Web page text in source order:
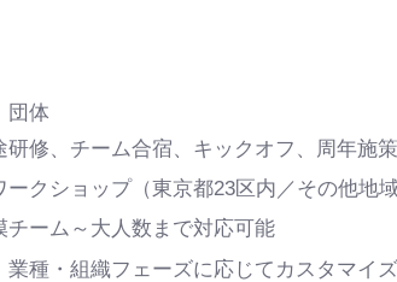
団体
研修、チーム合宿、キックオフ、周年施策
ークショップ（東京都23区内／その他地域
チーム～大人数まで対応可能
業種・組織フェーズに応じてカスタマイズ